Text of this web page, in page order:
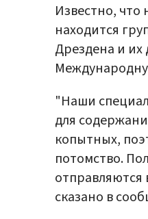
Известно,
находится
Дрездена и
"Наши
для
копытных,
потомство.
отправляются
сказано в